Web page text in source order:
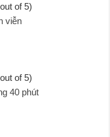
of 5)
viễn
of 5)
40 phút